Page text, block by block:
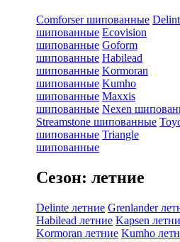
Comforser шипованные
шипованные Ecovision
шипованные Goform
шипованные Habilead
шипованные Kormoran
шипованные Kumho
шипованные Maxxis
шипованные Nexen
Streamstone шипованные
шипованные Triangle
шипованные
Сезон: летние
Delinte летние Grenlander
Habilead летние Kapsen
Kormoran летние Kumho